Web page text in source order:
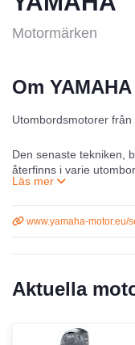
Motormärken
Om YAMAHA
Utombordsmotorer från
Den senaste tekniken,
återfinns i varje
klassledande
din passion. Välj
En nyckelfaktor till
utvecklingsarbete har
www.yamaha-motor.eu/
Aktuella